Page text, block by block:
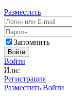
Разместить
Запомнить
Войти
Войти
Или:
Регистрация
Разместить Войти